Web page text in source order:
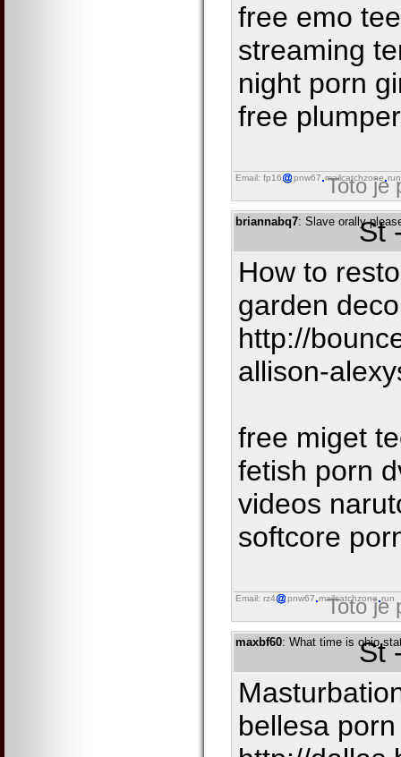
free emo
streaming
night porn
free
Email: fp16 pnw67 mailcatchzone run
Toto je
briannabq7: Slave orallySt
How to
garden
http://
allison-
free miget
fetish porn
videos
softcore
Email: rz4 pnw67 mailcatchzone run
Toto je
maxbf60: What time is ohio
St
bellesa